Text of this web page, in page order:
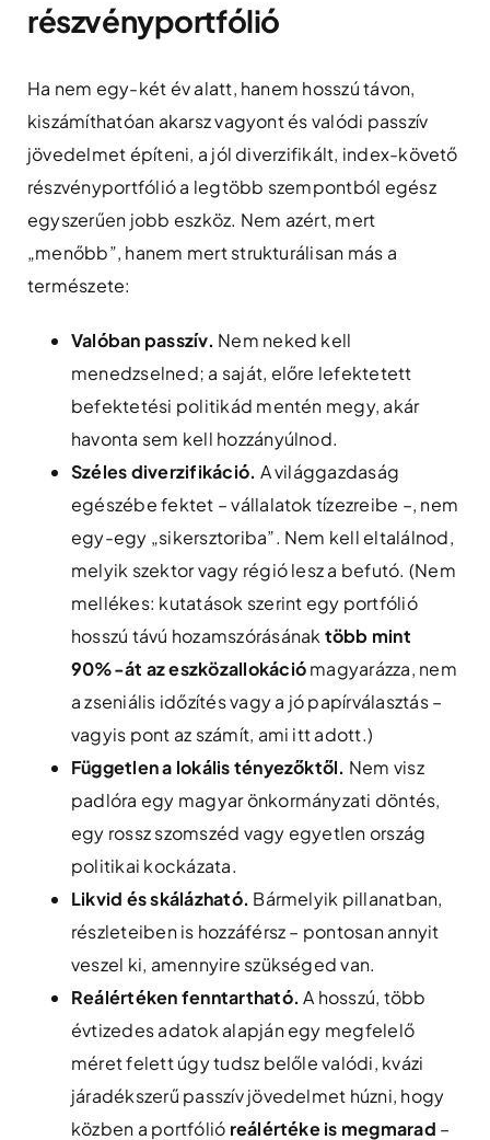
részvényportfólió
Ha nem egy-két év alatt, hanem hosszú távon,
kiszámíthatóan akarsz vagyont és valódi passzív
jövedelmet építeni, a jól diverzifikált, index-követő
részvényportfólió a legtöbb szempontból egész
egyszerűen jobb eszköz. Nem azért, mert
„menőbb”, hanem mert strukturálisan más a
természete:
Valóban passzív. Nem neked kell
menedzselned; a saját, előre lefektetett
befektetési politikád mentén megy, akár
havonta sem kell hozzányúlnod.
Széles diverzifikáció. A világgazdaság
egészébe fektet – vállalatok tízezreibe –, nem
egy-egy „sikersztoriba”. Nem kell eltalálnod,
melyik szektor vagy régió lesz a befutó. (Nem
mellékes: kutatások szerint egy portfólió
hosszú távú hozamszórásának több mint
90%-át az eszközallokációmagyarázza, nem
a zseniális időzítés vagy a jó papírválasztás –
vagyis pont az számít, ami itt adott.)
Független a lokális tényezőktől. Nem visz
padlóra egy magyar önkormányzati döntés,
egy rossz szomszéd vagy egyetlen ország
politikai kockázata.
Likvid és skálázható. Bármelyik pillanatban,
részleteiben is hozzáférsz – pontosan annyit
veszel ki, amennyire szükséged van.
Reálértéken fenntartható. A hosszú, több
évtizedes adatok alapján egy megfelelő
méret felett úgy tudsz belőle valódi, kvázi
járadékszerű passzív jövedelmet húzni, hogy
közben a portfólió reálértéke is megmarad –